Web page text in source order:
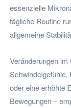
essenzielle
tägliche Routine
allgemeine
Veränderungen
oder eine erhöhte
Bewegungen –